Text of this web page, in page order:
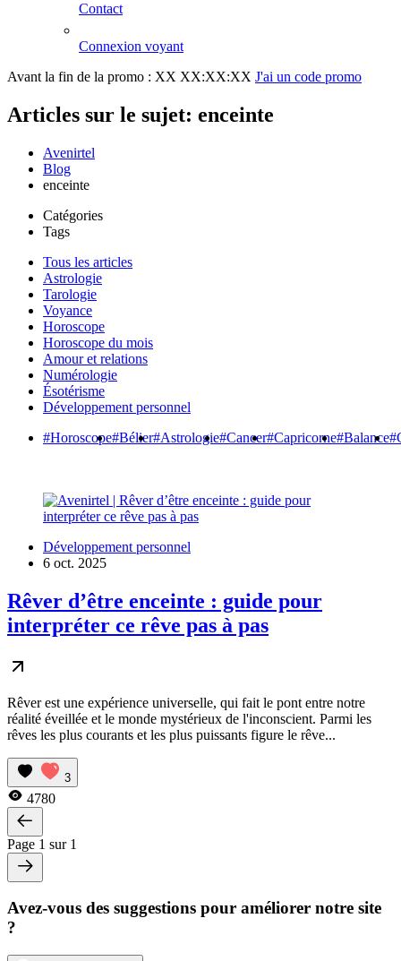
Contact
Connexion voyant
Avant la fin de la promo : XX XX:XX:XX J'ai un code promo
Articles sur le sujet: enceinte
Avenirtel
Blog
enceinte
Catégories
Tags
Tous les articles
Astrologie
Tarologie
Voyance
Horoscope
Horoscope du mois
Amour et relations
Numérologie
Ésotérisme
Développement personnel
#Horoscope#Bélier#Astrologie#Cancer#Capricorne#Balance
Développement personnel
6 oct. 2025
Rêver d’être enceinte : guide pour
interpréter ce rêve pas à pas
Rêver est une expérience universelle, qui fait le pont entre notre
réalité éveillée et le monde mystérieux de l'inconscient. Parmi les
rêves les plus courants et les plus puissants figure le rêve...
3
4780
Page 1 sur 1
Avez-vous des suggestions pour améliorer notre site
?